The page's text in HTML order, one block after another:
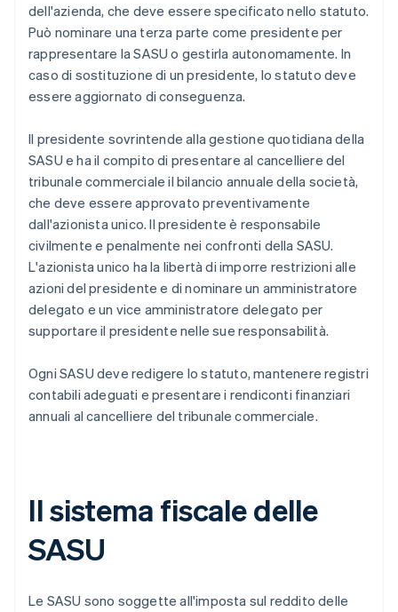
dell'azienda, che deve essere specificato nello statuto.
Può nominare una terza parte come presidente per
rappresentare la SASU o gestirla autonomamente. In
caso di sostituzione di un presidente, lo statuto deve
essere aggiornato di conseguenza.
Il presidente sovrintende alla gestione quotidiana della
SASU e ha il compito di presentare al cancelliere del
tribunale commerciale il bilancio annuale della società,
che deve essere approvato preventivamente
dall'azionista unico. Il presidente è responsabile
civilmente e penalmente nei confronti della SASU.
L'azionista unico ha la libertà di imporre restrizioni alle
azioni del presidente e di nominare un amministratore
delegato e un vice amministratore delegato per
supportare il presidente nelle sue responsabilità.
Ogni SASU deve redigere lo statuto, mantenere registri
contabili adeguati e presentare i rendiconti finanziari
annuali al cancelliere del tribunale commerciale.
Il sistema fiscale delle
SASU
Le SASU sono soggette all'imposta sul reddito delle